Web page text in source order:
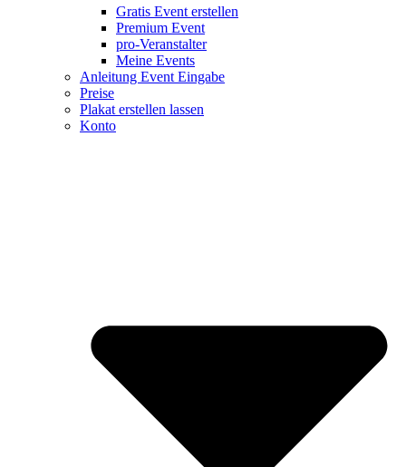
Gratis Event erstellen
Premium Event
pro-Veranstalter
Meine Events
Anleitung Event Eingabe
Preise
Plakat erstellen lassen
Konto